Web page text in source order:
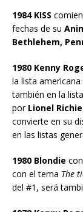
1984 KISS
fechas de su
Bethlehem,
1980 Kenny
la lista
también en la
por Lionel Richie
convierte en su
en las listas
1980 Blondie
con el tema The
del #1, será